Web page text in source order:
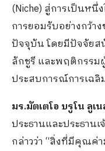
(Niche) สู่การเป็นหนึ่
การยอมรับอย่างกว้า
ปัจจุบัน โดยมีปัจจัยส
ลักชูรี และพฤติกรรม
ประสบการณ์การเฉ
มร.มัตเตโอ บรูโน ลูเ
ประธานและประธาน
กล่าวว่า “สิ่งที่มีคุณค่า